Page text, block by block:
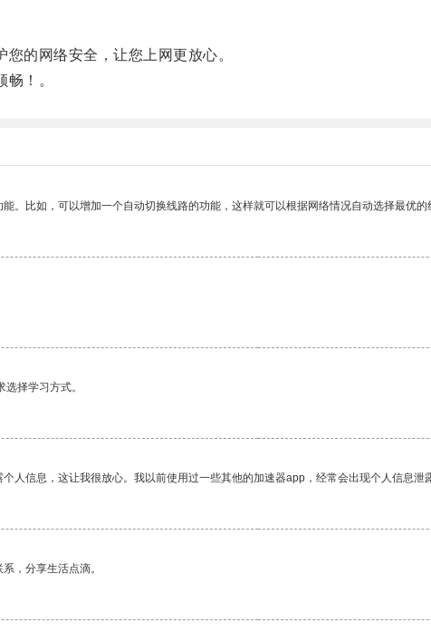
的网络安全，让您上网更放心。
！。
。比如，可以增加一个自动切换线路的功能，这样就可以根据网络情况自动选择最优的
择学习方式。
人信息，这让我很放心。我以前使用过一些其他的加速器app，经常会出现个人信息泄
，分享生活点滴。